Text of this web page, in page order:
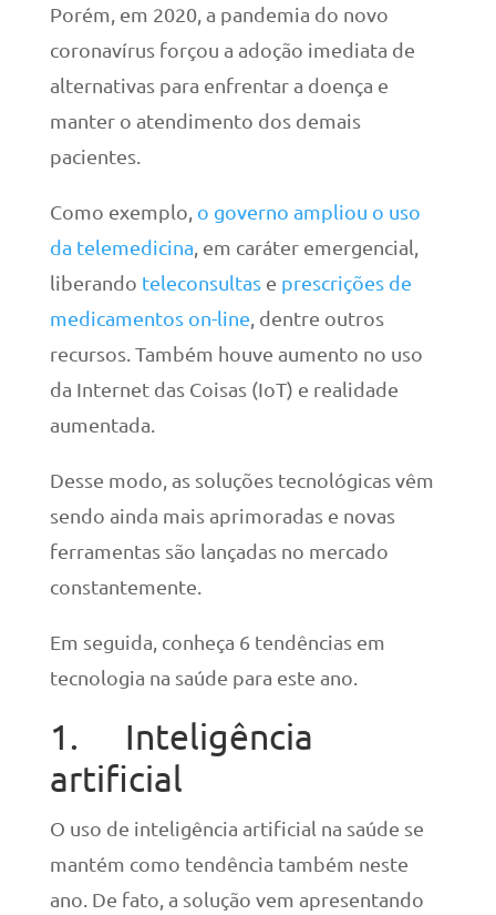
Porém, em 2020, a pandemia do novo
coronavírus forçou a adoção imediata de
alternativas para enfrentar a doença e
manter o atendimento dos demais
pacientes.
Como exemplo, o governo ampliou o uso
da telemedicina , em caráter emergencial,
liberando teleconsultase prescrições de
medicamentos on-line , dentre outros
recursos. Também houve aumento no uso
da Internet das Coisas (IoT) e realidade
aumentada.
Desse modo, as soluções tecnológicas vêm
sendo ainda mais aprimoradas e novas
ferramentas são lançadas no mercado
constantemente.
Em seguida, conheça 6 tendências em
tecnologia na saúde para este ano.
1. Inteligência
artificial
O uso de inteligência artificial na saúde se
mantém como tendência também neste
ano. De fato, a solução vem apresentando